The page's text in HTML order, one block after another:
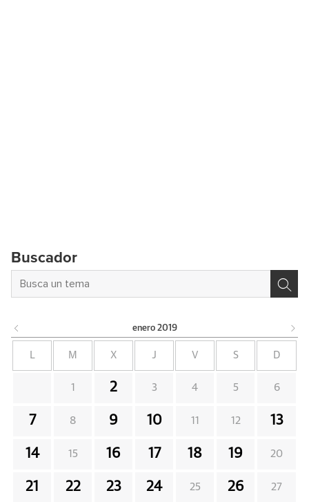
Buscador
enero 2019
L M X J V S D
1 2 3 4 5 6
7 8 9 10 11 12 13
14 15 16 17 18 19 20
21 22 23 24 25 26 27